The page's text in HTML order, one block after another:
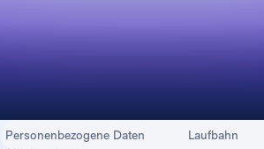
Personenbezogene Daten
Laufbahn